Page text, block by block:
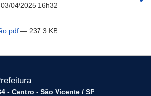
03/04/2025 16h32
— 237.3 KB
- Centro - São Vicente / SP